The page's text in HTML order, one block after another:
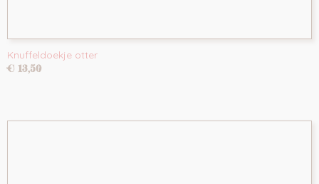
Knuffeldoekje otter
€ 13,50